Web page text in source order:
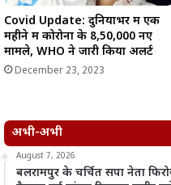
Covid Update: दुनियाभर में एक
महीने में कोरोना के 8,50,000 नए
मामले, WHO ने जारी किया अलर्ट
December 23, 2023
अभी-अभी
August 7, 2026
बलरामपुर के चर्चित सपा नेता